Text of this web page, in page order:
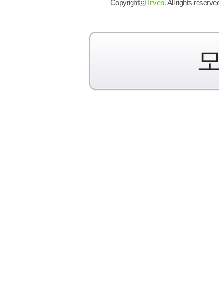
Copyrightⓒ Inven.All rights